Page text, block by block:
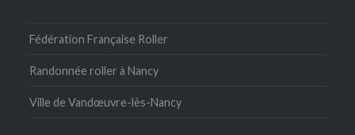
Fédération Française Roller
Randonnée roller à Nancy
Ville de Vandœuvre-lès-Nancy